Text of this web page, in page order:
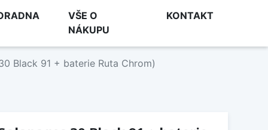
VŠE O
NÁKUPU
KONTAKT
Black 91 + baterie Ruta Chrom)